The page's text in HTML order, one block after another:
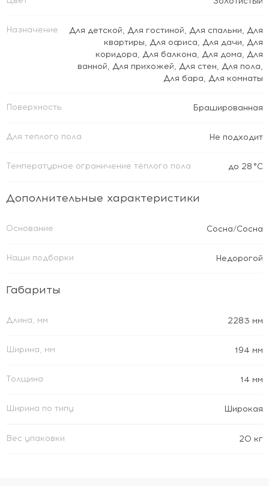
Назначение Для детской, Для гостиной, Для спальни, Для
квартиры, Для офиса, Для дачи, Для
коридора, Для балкона, Для дома, Для
ванной, Для прихожей, Для стен, Для пола,
Для бара, Для комнаты
Поверхность Брашированная
Для теплого пола Не подходит
Температурное ограничение тёплого пола до 28 °C
Дополнительные характеристики
Основание Сосна/Сосна
Наши подборки Недорогой
Габариты
Длина, мм 2283 мм
Ширина, мм 194 мм
Толщина 14 мм
Ширина по типу Широкая
Вес упаковки 20 кг